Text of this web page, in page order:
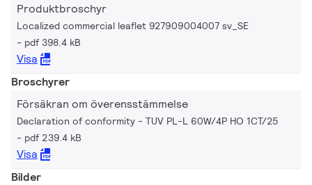
Produktbroschyr
Localized commercial leaflet 927909004007 sv_SE
pdf 398.4 kB
Visa
Broschyrer
Försäkran om överensstämmelse
Declaration of conformity - TUV PL-L 60W/4P HO 1CT/25
pdf 239.4 kB
Visa
Bilder